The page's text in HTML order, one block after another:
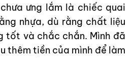
ưng lắm là chiếc quai
nhựa, dù rằng chất liệu
tốt và chắc chắn. Mình đã
thêm tiền của mình để làm